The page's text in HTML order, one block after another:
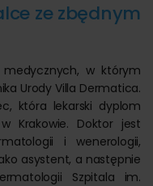
ze zbędnym
w którym
Urody Villa Dermatica.
która lekarski dyplom
Krakowie. Doktor jest
i wenerologii,
asystent, a następnie
Szpitala im.